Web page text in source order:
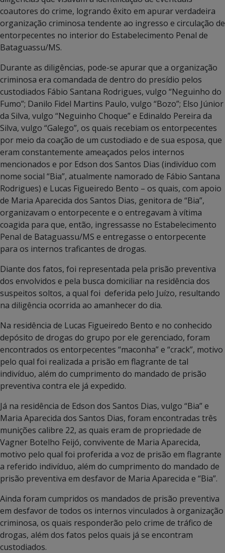
coautores do crime, logrando êxito em apurar verdadeira
organização criminosa tendente ao ingresso e circulação de
entorpecentes no interior do Estabelecimento Penal de
Bataguassu/MS.
Durante as diligências, pode-se apurar que a organização
criminosa era comandada de dentro do presídio pelos
custodiados Fábio Santana Rodrigues, vulgo “Neguinho do
Fumo”; Danilo Fidel Martins Paulo, vulgo “Bozo”; Elso Júnior
da Silva, vulgo “Neguinho Choque” e Edinaldo Pereira da
Silva, vulgo “Galego”, os quais recebiam os entorpecentes
por meio da coação de um custodiado e de sua esposa, que
eram constantemente ameaçados pelos internos
mencionados e por Edson dos Santos Dias (indivíduo com
nome social “Bia”, atualmente namorado de Fábio Santana
Rodrigues) e Lucas Figueiredo Bento – os quais, com apoio
de Maria Aparecida dos Santos Dias, genitora de “Bia”,
organizavam o entorpecente e o entregavam à vítima
coagida para que, então, ingressasse no Estabelecimento
Penal de Bataguassu/MS e entregasse o entorpecente
para os internos traficantes de drogas.
Diante dos fatos, foi representada pela prisão preventiva
dos envolvidos e pela busca domiciliar na residência dos
suspeitos soltos, a qual foi deferida pelo Juízo, resultando
na diligência ocorrida ao amanhecer do dia.
Na residência de Lucas Figueiredo Bento e no conhecido
depósito de drogas do grupo por ele gerenciado, foram
encontrados os entorpecentes “maconha” e “crack”, motivo
pelo qual foi realizada a prisão em flagrante de tal
indivíduo, além do cumprimento do mandado de prisão
preventiva contra ele já expedido.
Já na residência de Edson dos Santos Dias, vulgo “Bia” e
Maria Aparecida dos Santos Dias, foram encontradas três
munições calibre 22, as quais eram de propriedade de
Vagner Botelho Feijó, convivente de Maria Aparecida,
motivo pelo qual foi proferida a voz de prisão em flagrante
a referido indivíduo, além do cumprimento do mandado de
prisão preventiva em desfavor de Maria Aparecida e “Bia”.
Ainda foram cumpridos os mandados de prisão preventiva
em desfavor de todos os internos vinculados à organização
criminosa, os quais responderão pelo crime de tráfico de
drogas, além dos fatos pelos quais já se encontram
custodiados.